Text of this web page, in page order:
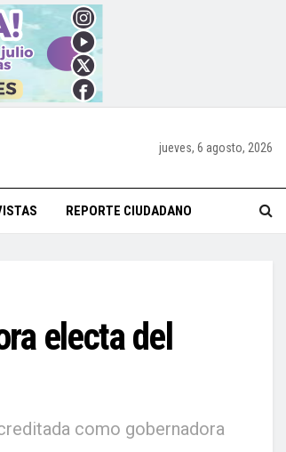
jueves, 6 agosto, 2026
REPORTE CIUDADANO
electa del
como gobernadora